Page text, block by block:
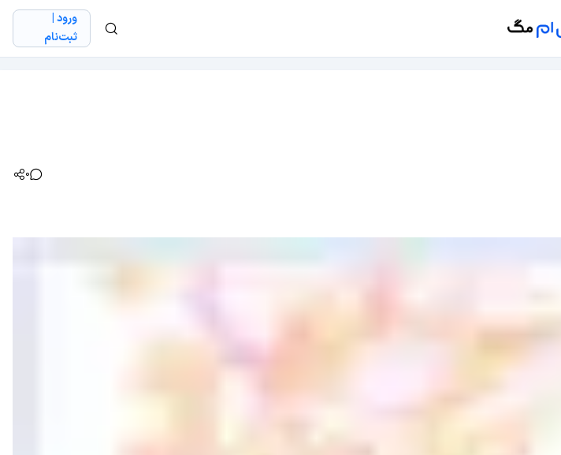
ورود |
ثبت‌نام
0